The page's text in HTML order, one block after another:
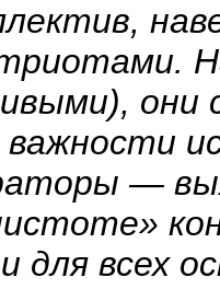
они
—
для всех